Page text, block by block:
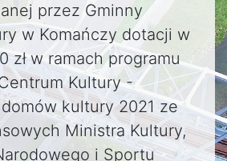
przez Gminny
w Komańczy dotacji w
zł w ramach programu
Kultury -
kultury 2021 ze
Ministra Kultury,
i Sportu